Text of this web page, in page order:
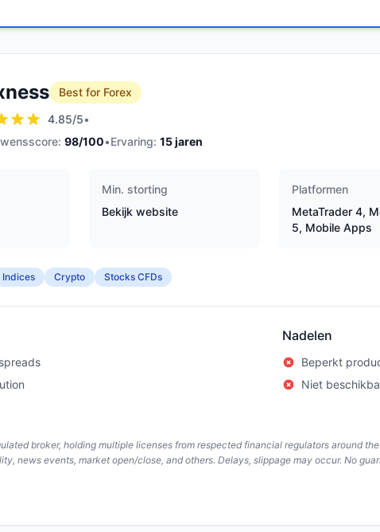
Best for Forex
4.85/5•
98/100•Ervaring: 15jaren
Min. storting
Bekijk website
Platformen
MetaTrader 4,
5, Mobile Apps
Indices Crypto Stocks CFDs
Nadelen
Beperkt
Niet
broker, holding multiple licenses from respected financial regulators around
news events, market open/close, and others. Delays, slippage may occur. No